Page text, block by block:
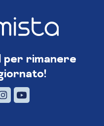
per rimanere